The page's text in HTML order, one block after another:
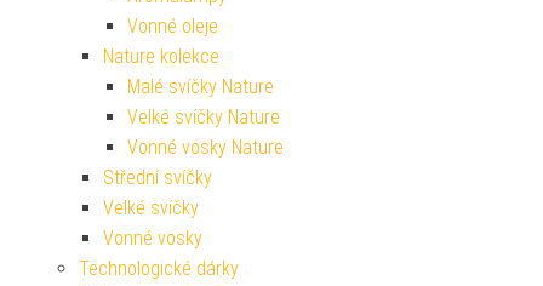
Vonné oleje
Nature kolekce
Malé svíčky Nature
Velké svíčky Nature
Vonné vosky Nature
Střední svíčky
Velké svíčky
Vonné vosky
Technologické dárky